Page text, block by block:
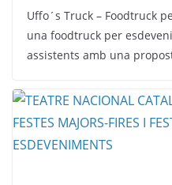
Uffo´s Truck – Foodtruck
una foodtruck per
assistents amb una